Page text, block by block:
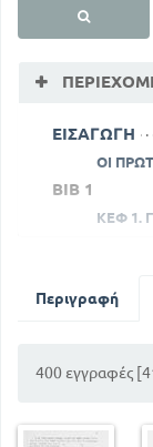
ΕΙΣΑΓΩΓΗ
ΟΙ
ΒΙΒ 1
ΚΕΦ 1.
ΚΕΦ Α .
Περιγραφή
400 εγγραφές